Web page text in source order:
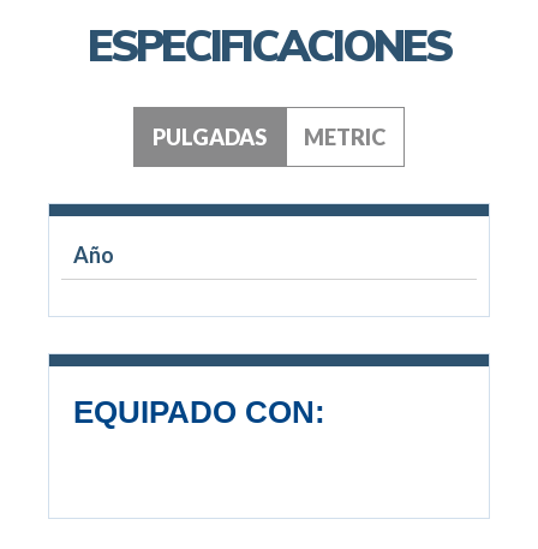
ESPECIFICACIONES
PULGADAS METRIC
Año
EQUIPADO CON: